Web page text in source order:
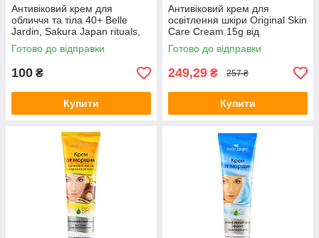
Антивіковий крем для
обличчя та тіла 40+ Belle
Jardin, Sakura Japan rituals,
Anti-aging cream, 200ml
Готово до відправки
100 ₴
Купити
Антивіковий крем для
освітлення шкіри Original Skin
Care Cream 15g від
пігментації
Готово до відправки
249,29 ₴ 257 ₴
Купити